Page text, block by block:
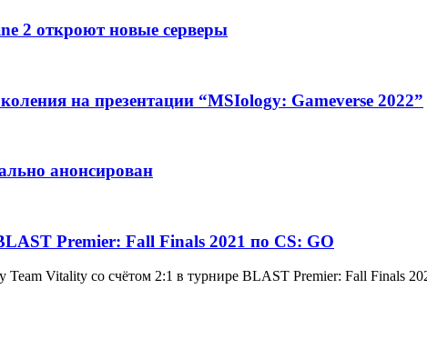
2 откроют новые серверы
на презентации “MSIology: Gameverse 2022”
анонсирован
Premier: Fall Finals 2021 по CS: GO
Vitality со счётом 2:1 в турнире BLAST Premier: Fall Finals